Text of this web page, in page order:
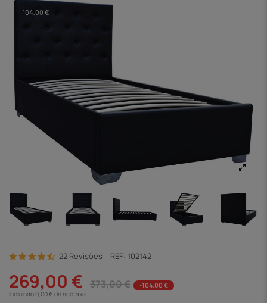
-104,00 €
22 Revisões REF: 102142
269,00 € 373,00 €
-104,00 €
Incluindo 0,00 € de ecotaxa